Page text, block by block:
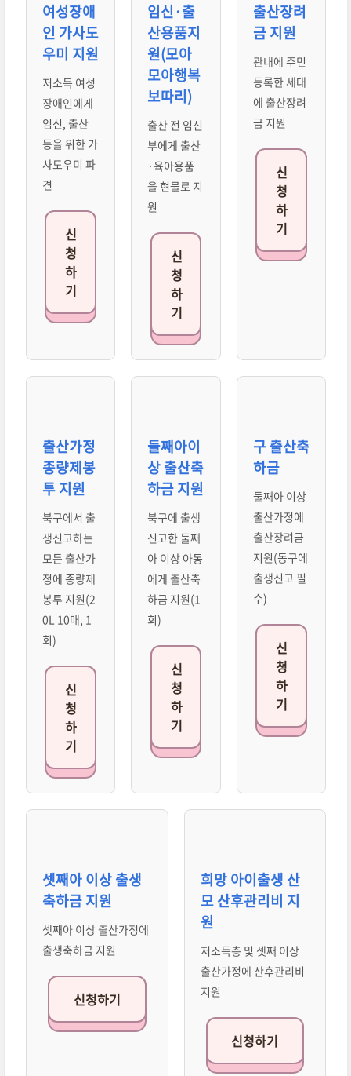
여성장애
인 가사도
우미 지원
저소득 여성
장애인에게
임신, 출산
등을 위한 가
사도우미 파
견
신
청
하
기
임신·출
산용품지
원(모아
모아행복
보따리)
출산 전 임신
부에게 출산
·육아용품
을 현물로 지
원
신
청
하
기
출산장려
금 지원
관내에 주민
등록한 세대
에 출산장려
금 지원
신
청
하
기
출산가정
종량제봉
투 지원
북구에서 출
생신고하는
모든 출산가
정에 종량제
봉투 지원(2
0L 10매, 1
회)
신
청
하
기
둘째아이
상 출산축
하금 지원
북구에 출생
신고한 둘째
아 이상 아동
에게 출산축
하금 지원(1
회)
신
청
하
기
구 출산축
하금
둘째아 이상
출산가정에
출산장려금
지원(동구에
출생신고 필
수)
신
청
하
기
셋째아 이상 출생
축하금 지원
셋째아 이상 출산가정에
출생축하금 지원
신청하기
희망 아이출생 산
모 산후관리비 지
원
저소득층 및 셋째 이상
출산가정에 산후관리비
지원
신청하기